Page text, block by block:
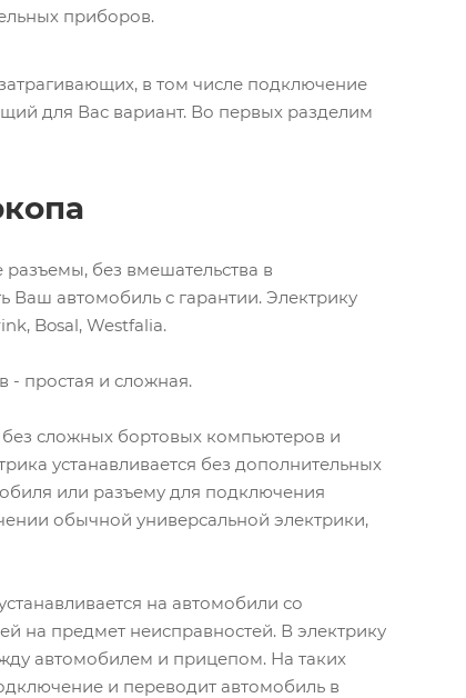
приборов.
в том числе подключение
для Вас вариант. Во первых разделим
без вмешательства в
Ваш автомобиль с гарантии. Электрику
Bosal, Westfalia.
- простая и сложная.
сложных бортовых компьютеров и
устанавливается без дополнительных
или разъему для подключения
обычной универсальной электрики,
на автомобили со
на предмет неисправностей. В электрику
автомобилем и прицепом. На таких
и переводит автомобиль в